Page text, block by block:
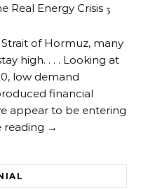
Real Energy Crisis 5
of Hormuz, many
high. . . . Looking at
low demand
financial
appear to be entering
reading →